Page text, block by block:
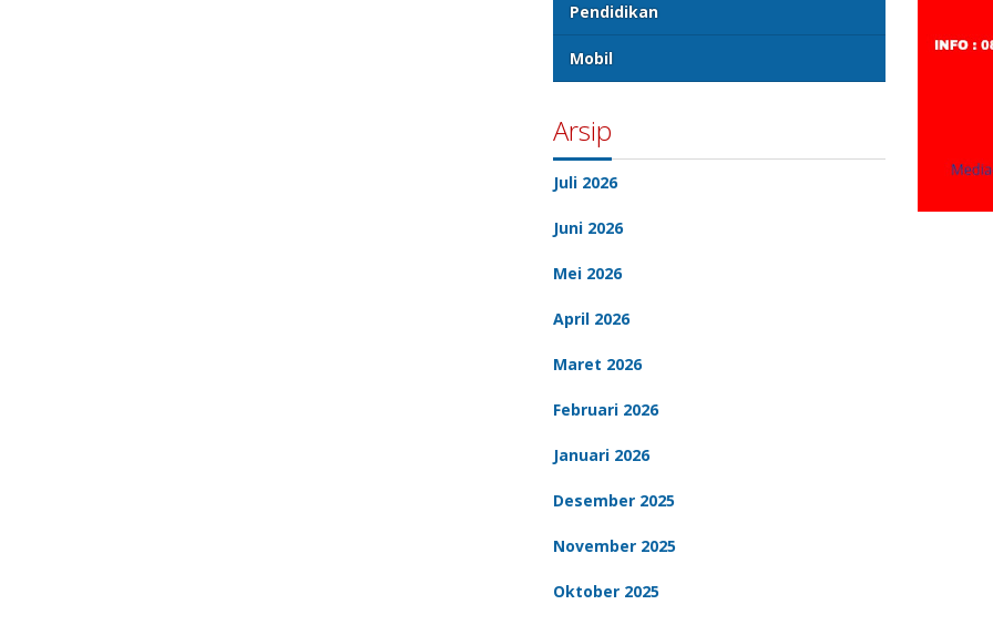
Pendidikan
Mobil
Arsip
Juli 2026
Juni 2026
Mei 2026
April 2026
Maret 2026
Februari 2026
Januari 2026
Desember 2025
November 2025
Oktober 2025